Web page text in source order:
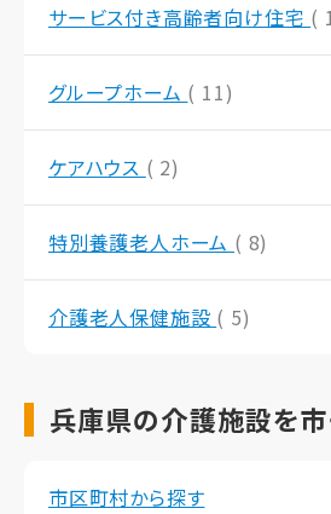
サービス付き高齢者向け住宅 (
グループホーム ( 11)
ケアハウス ( 2)
特別養護老人ホーム ( 8)
介護老人保健施設 ( 5)
兵庫県の介護施設を市
市区町村から探す